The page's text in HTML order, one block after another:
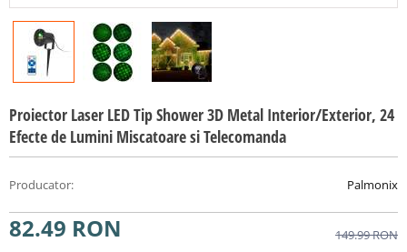
Proiector Laser LED Tip Shower 3D Metal Interior/Exterior, 24
Efecte de Lumini Miscatoare si Telecomanda
Producator: Palmonix
82.49 RON 149.99RON